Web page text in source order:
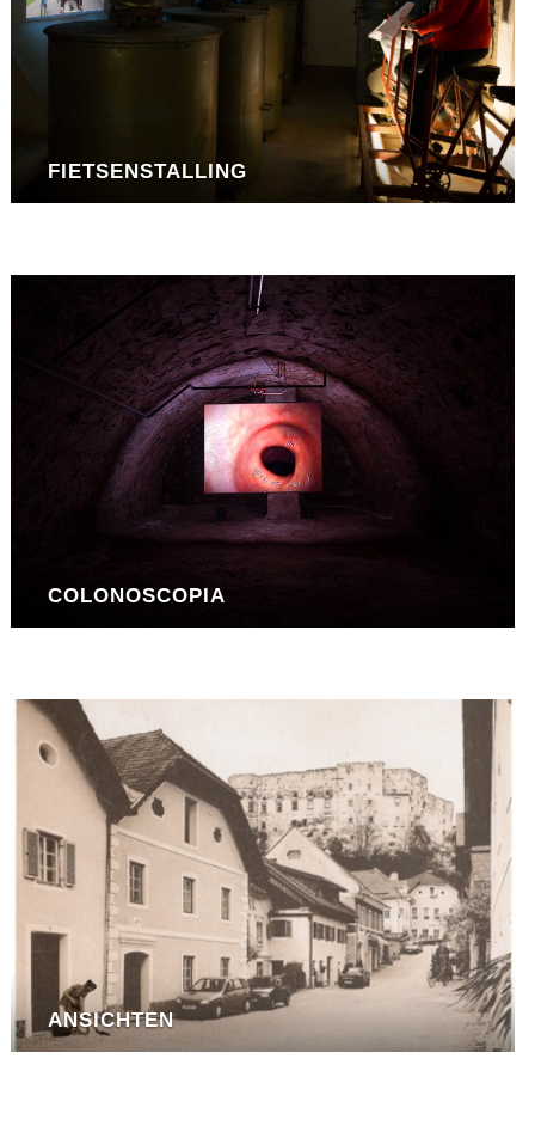
FIETSENSTALLING
COLONOSCOPIA
ANSICHTEN